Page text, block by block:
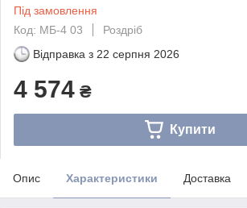
Під замовлення
Код: МБ-4 03
Роздріб
Відправка з 22 серпня 2026
4 574 ₴
Купити
Опис Характеристики Доставка